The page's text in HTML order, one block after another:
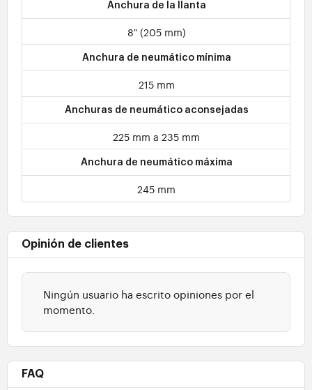
Anchura de la llanta
8" (205 mm)
Anchura de neumático mínima
215 mm
Anchuras de neumático aconsejadas
225 mm a 235 mm
Anchura de neumático máxima
245 mm
Opinión de clientes
Ningún usuario ha escrito opiniones por el
momento.
FAQ